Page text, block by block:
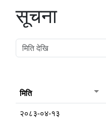
सूचना
मिति
२०८३-०४-१३